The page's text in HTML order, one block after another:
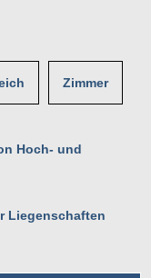
Zimmer
Hoch- und
Liegenschaften